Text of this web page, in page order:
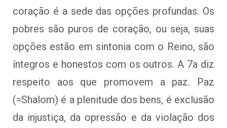
coração é a sede das opções profundas. Os
pobres são puros de coração, ou seja, suas
opções estão em sintonia com o Reino, são
íntegros e honestos com os outros. A 7a diz
respeito aos que promovem a paz. Paz
(=Shalom) é a plenitude dos bens, é exclusão
da injustiça, da opressão e da violação dos